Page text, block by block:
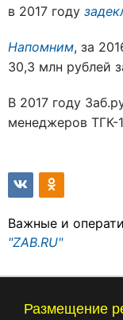
в 2017 году
Напомним, за
30,3 млн рублей
В 2017 году
менеджеров ТГК-
Важные и
"ZAB.RU"
Размещение